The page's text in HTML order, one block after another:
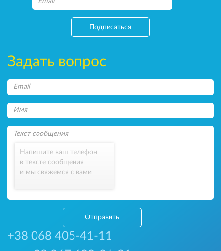
Подписаться
Задать вопрос
Напишите ваш телефон
в тексте сообщения
и мы свяжемся с вами
Отправить
+38 068 405-41-11